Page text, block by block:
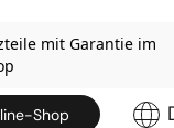
mit Garantie im
Shop